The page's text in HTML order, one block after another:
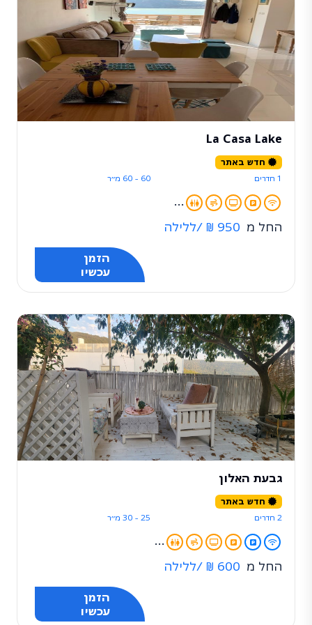
La Casa Lake
חדש באתר
1 חדרים 60 - 60 מ״ר
...
החל מ 950 ₪ /ללילה
הזמן
עכשיו
גבעת האלון
חדש באתר
2 חדרים 25 - 30 מ״ר
...
החל מ 600 ₪ /ללילה
הזמן
עכשיו